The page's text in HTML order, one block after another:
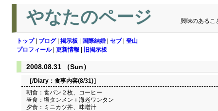
やなたのページ 興味のあるこ
トップ| ブログ| 掲示板 国際結婚 セブ| 登山
プロフィール| 更新情報 旧掲示板
2008.08.31 （Sun）
［/Diary： 食事内容(8/31)］
朝食：食パン２枚、コーヒー
昼食：塩タンメン＋海老ワンタン
夕食：ミニカツ丼、味噌汁